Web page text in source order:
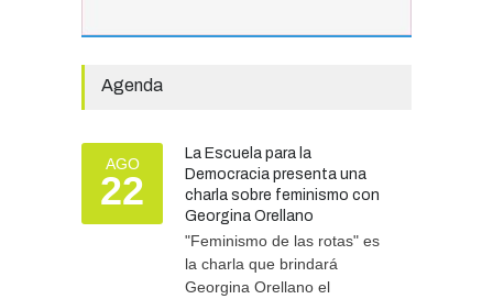
infraestructura en las
La Municipalidad invirtió
más de 304 millones de
pesos en ayuda
comunitaria, en lo que va del
año.
GOBIERNO 28/07/2026
Agenda
AGO
22
La Escuela para la
Democracia presenta una
charla sobre feminismo con
Georgina Orellano
"Feminismo de las rotas" es
la charla que brindará
Georgina Orellano el